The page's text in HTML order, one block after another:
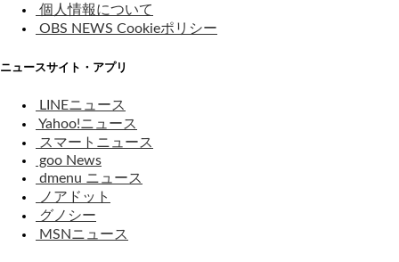
個人情報について
OBS NEWS Cookieポリシー
ニュースサイト・アプリ
LINEニュース
Yahoo!ニュース
スマートニュース
goo News
dmenu ニュース
ノアドット
グノシー
MSNニュース